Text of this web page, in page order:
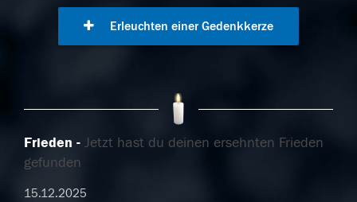
Erleuchten einer Gedenkkerze
Frieden
Jetzt hast du deinen ersehnten Frieden
gefunden
15.12.2025